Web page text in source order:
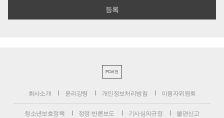
PC버전
회사소개 윤리강령 개인정보처리방침 이용자위원회
청소년보호정책 정정·반론보도 기사심의규정 불편신고